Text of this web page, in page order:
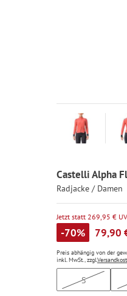
Castelli Alpha
Radjacke / Damen
Jetzt statt 269,95 €
-70% 79,90
Preis abhängig von der
inkl. MwSt., zzgl.
S